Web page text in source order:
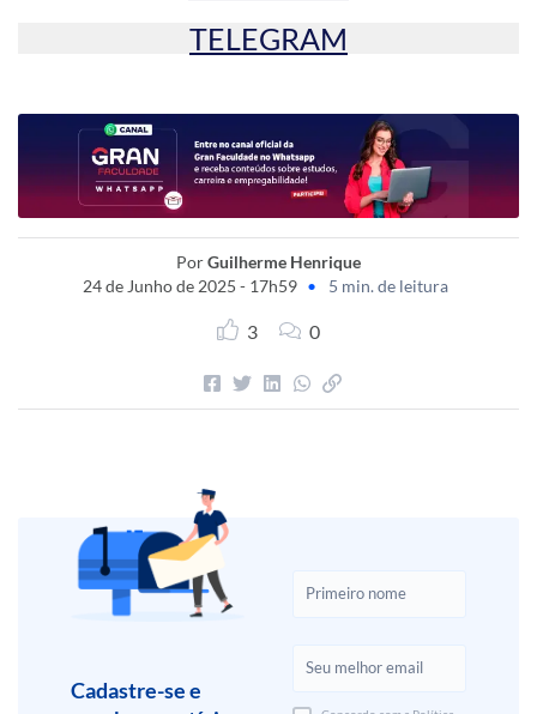
TELEGRAM
PorGuilherme Henrique
24 de Junho de 2025 - 17h59 • 5 min. de leitura
3 0
Cadastre-se e